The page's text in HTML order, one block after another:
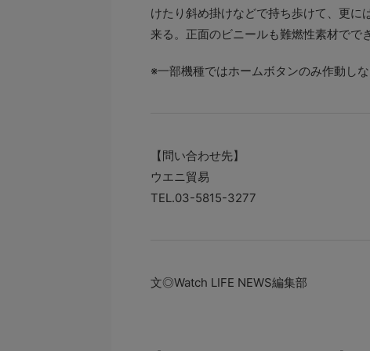
けたり斜め掛けなどで持ち歩けて、更に
来る。正面のビニールも難燃性素材でで
※一部機種ではホームボタンのみ作動しな
【問い合わせ先】
ウエニ貿易
TEL.03-5815-3277
文◎Watch LIFE NEWS編集部